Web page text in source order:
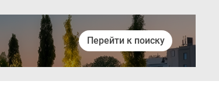
Перейти к поиску